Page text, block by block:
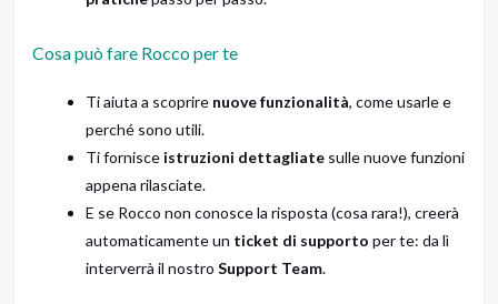
Cosa può fare Rocco per te
Ti aiuta a scoprire nuove funzionalità, come usarle e
perché sono utili.
Ti fornisce istruzioni dettagliate sulle nuove funzioni
appena rilasciate.
E se Rocco non conosce la risposta (cosa rara!), creerà
automaticamente un ticket di supporto per te: da lì
interverrà il nostro Support Team.